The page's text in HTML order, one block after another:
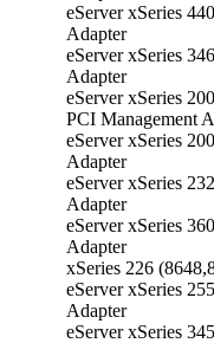
eServer xSeries
Adapter
eServer xSeries
Adapter
eServer xSeries
PCI Management
eServer xSeries
Adapter
eServer xSeries
Adapter
eServer xSeries
Adapter
xSeries 226
eServer xSeries
Adapter
eServer xSeries